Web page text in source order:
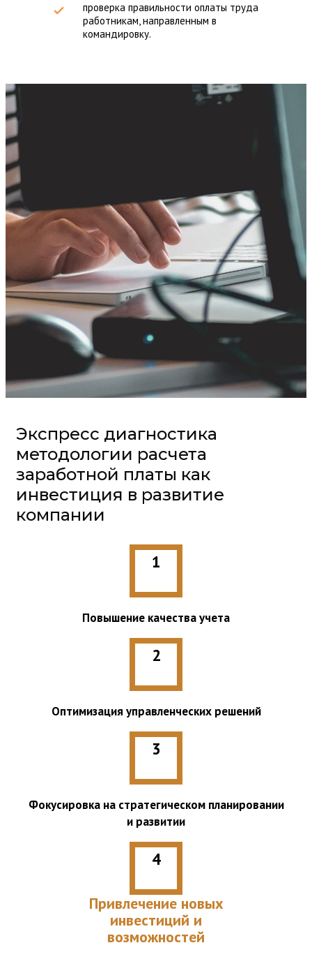
проверка правильности оплаты труда
работникам, направленным в
командировку.
Экспресс диагностика
методологии расчета
заработной платы как
инвестиция в развитие
компании
1
Повышение качества учета
2
Оптимизация управленческих решений
3
Фокусировка на стратегическом планировании
и развитии
4
Привлечение новых
инвестиций и
возможностей